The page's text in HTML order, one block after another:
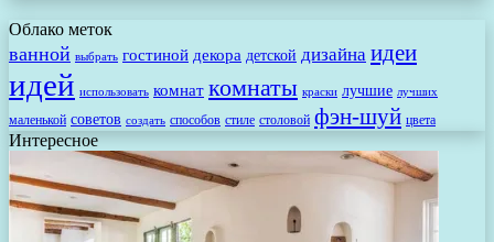
Облако меток
ванной выбрать гостиной декора детской дизайна идеи
идей использовать комнат комнаты краски лучшие лучших
маленькой советов создать способов стиле столовой фэн-шуй цвета
Интересное